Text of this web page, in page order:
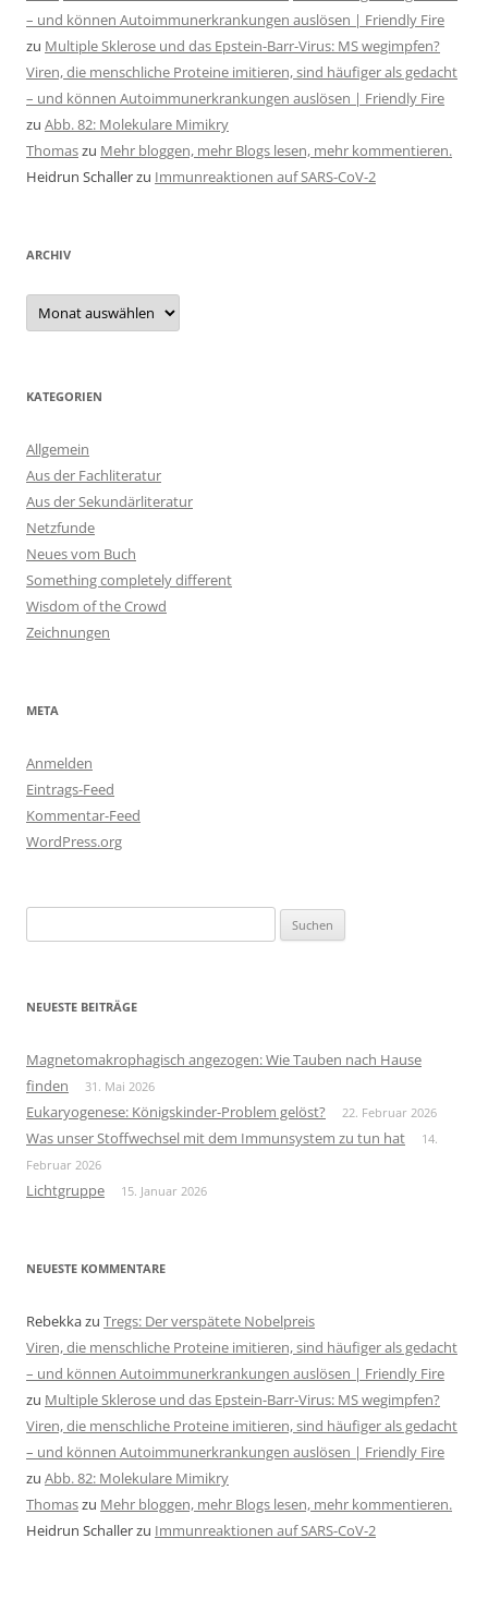
– und können Autoimmunerkrankungen auslösen | Friendly Fire
zu Multiple Sklerose und das Epstein-Barr-Virus: MS wegimpfen?
Viren, die menschliche Proteine imitieren, sind häufiger als gedacht
– und können Autoimmunerkrankungen auslösen | Friendly Fire
zu Abb. 82: Molekulare Mimikry
Thomaszu Mehr bloggen, mehr Blogs lesen, mehr kommentieren.
Heidrun Schallerzu Immunreaktionen auf SARS-CoV-2
ARCHIV
Archiv
KATEGORIEN
Allgemein
Aus der Fachliteratur
Aus der Sekundärliteratur
Netzfunde
Neues vom Buch
Something completely different
Wisdom of the Crowd
Zeichnungen
META
Anmelden
Eintrags-Feed
Kommentar-Feed
WordPress.org
nach:
NEUESTE BEITRÄGE
Magnetomakrophagisch angezogen: Wie Tauben nach Hause
finden
31. Mai 2026
Eukaryogenese: Königskinder-Problem gelöst? 22. Februar 2026
Was unser Stoffwechsel mit dem Immunsystem zu tun hat
14.
Februar 2026
Lichtgruppe 15. Januar 2026
NEUESTE KOMMENTARE
Rebekkazu Tregs: Der verspätete Nobelpreis
Viren, die menschliche Proteine imitieren, sind häufiger als gedacht
– und können Autoimmunerkrankungen auslösen | Friendly Fire
zu Multiple Sklerose und das Epstein-Barr-Virus: MS wegimpfen?
Viren, die menschliche Proteine imitieren, sind häufiger als gedacht
– und können Autoimmunerkrankungen auslösen | Friendly Fire
zu Abb. 82: Molekulare Mimikry
Thomaszu Mehr bloggen, mehr Blogs lesen, mehr kommentieren.
Heidrun Schallerzu Immunreaktionen auf SARS-CoV-2